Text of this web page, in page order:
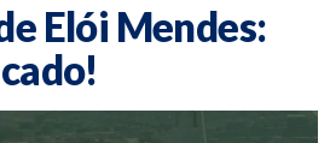
Elói Mendes: